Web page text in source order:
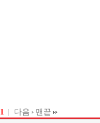
1 다음 맨끝